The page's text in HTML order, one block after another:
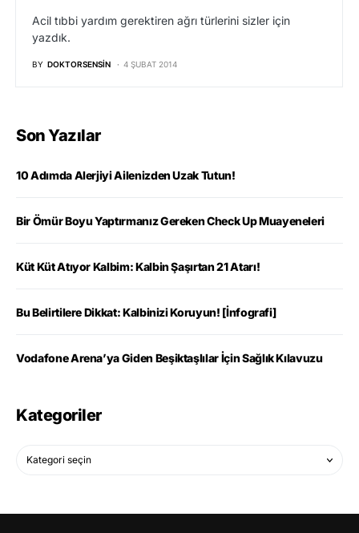
Acil tıbbi yardım gerektiren ağrı türlerini sizler için
yazdık.
BY DOKTORSENSIN 4 ŞUBAT 2014
Son Yazılar
10 Adımda Alerjiyi Ailenizden Uzak Tutun!
Bir Ömür Boyu Yaptırmanız Gereken Check Up Muayeneleri
Küt Küt Atıyor Kalbim: Kalbin Şaşırtan 21 Atarı!
Bu Belirtilere Dikkat: Kalbinizi Koruyun! [İnfografi]
Vodafone Arena’ya Giden Beşiktaşlılar İçin Sağlık Kılavuzu
Kategoriler